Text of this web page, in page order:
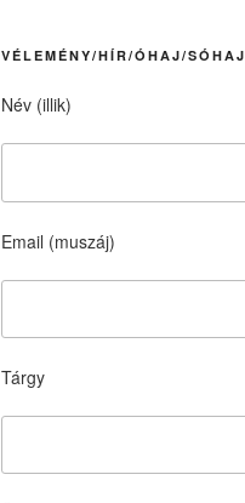
VÉLEMÉNY/HÍR/ÓHAJ/SÓHAJ
Név (illik)
Email (muszáj)
Tárgy